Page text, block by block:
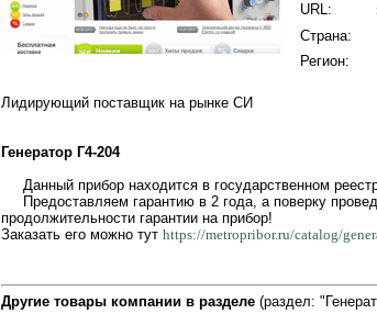
URL:
Страна:
Регион:
Лидирующий поставщик на рынке СИ
Генератор Г4-204
Данный прибор находится в государственном
Предоставляем гарантию в 2 года, а поверку
продолжительности гарантии на прибор!
Заказать его можно тут https://metropribor.ru/catalog/
Другие товары компании в разделе (раздел: